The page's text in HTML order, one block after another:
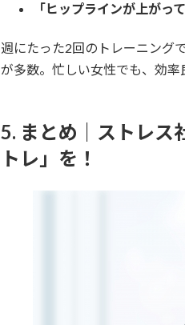
「ヒップラインが上がっ
週にたった2回のトレーニング
が多数。忙しい女性でも、効率
5. まとめ｜ストレス
トレ」を！